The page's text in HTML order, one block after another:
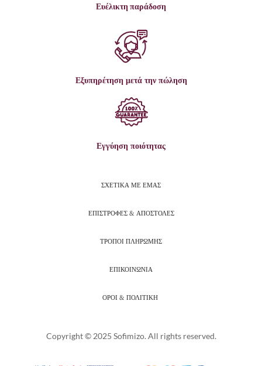
Ευέλικτη παράδοση
Εξυπηρέτηση μετά την πώληση
Εγγύηση ποιότητας
ΣΧΕΤΙΚΑ ΜΕ ΕΜΑΣ
ΕΠΙΣΤΡΟΦΕΣ & ΑΠΟΣΤΟΛΕΣ
ΤΡΟΠΟΙ ΠΛΗΡΩΜΗΣ
ΕΠΙΚΟΙΝΩΝΙΑ
ΟΡΟΙ & ΠΟΛΙΤΙΚΗ
Copyright © 2025 Sofimizo. All rights reserved.